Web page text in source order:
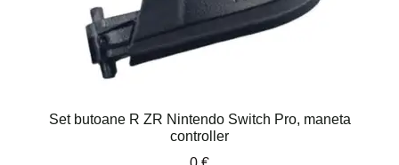
Set butoane R ZR Nintendo Switch Pro, maneta
controller